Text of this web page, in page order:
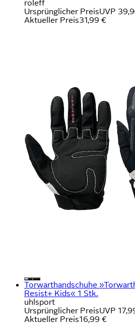
roleff
Ursprünglicher PreisUVP
Aktueller Preis31,99 €
Torwarthandschuhe
Resist+ Kids« 1 Stk.
uhlsport
Ursprünglicher PreisUVP
Aktueller Preis16,99 €